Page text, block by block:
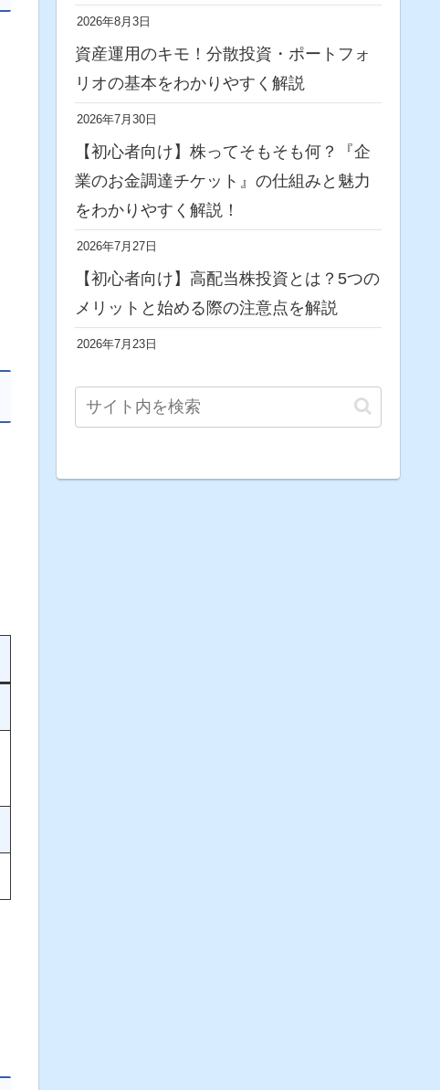
2026年8月3日
資産運用のキモ！分散投資・ポートフォ
リオの基本をわかりやすく解説
2026年7月30日
【初心者向け】株ってそもそも何？『企
業のお金調達チケット』の仕組みと魅力
をわかりやすく解説！
2026年7月27日
【初心者向け】高配当株投資とは？5つの
メリットと始める際の注意点を解説
2026年7月23日